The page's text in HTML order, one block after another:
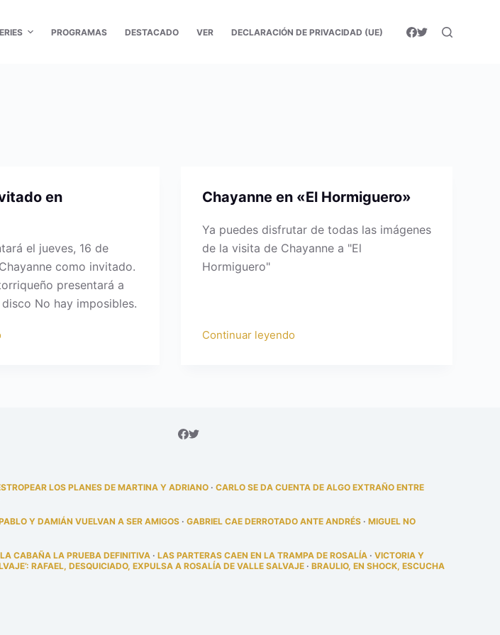
PROGRAMAS DESTACADO VER DECLARACIÓN DE PRIVACIDAD (UE)
en
el jueves, 16 de
como invitado.
presentará a
No hay imposibles.
Chayanne en «El Hormiguero»
Ya puedes disfrutar de todas las imágenes
de la visita de Chayanne a "El
Hormiguero"
Continuar leyendo
LOS PLANES DE MARTINA Y ADRIANO ·CARLO SE DA CUENTA DE ALGO EXTRAÑO ENTRE
Y DAMIÁN VUELVAN A SER AMIGOS ·GABRIEL CAE DERROTADO ANTE ANDRÉS ·MIGUEL NO
CABAÑA LA PRUEBA DEFINITIVA ·LAS PARTERAS CAEN EN LA TRAMPA DE ROSALÍA ·VICTORIA Y
RAFAEL, DESQUICIADO, EXPULSA A ROSALÍA DE VALLE SALVAJE ·BRAULIO, EN SHOCK, ESCUCHA